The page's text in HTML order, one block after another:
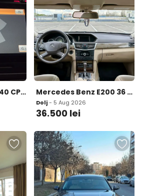
VW Tiguan 2 0 TDI 140 CP DSG 7 4Motion 4x4 139 995 km 2014 12 800 eur Mercedes Benz E200 36 500 lei
Dolj- 5 Aug 2026
36.500 lei